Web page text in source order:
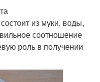
из муки, воды,
соотношение
роль в получении